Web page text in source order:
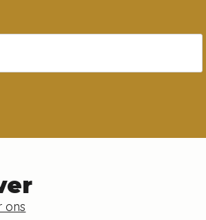
ons